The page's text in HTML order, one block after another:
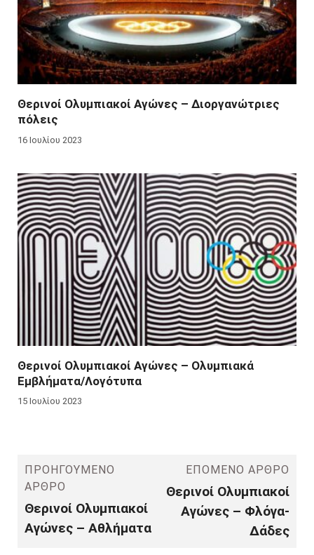
Θερινοί Ολυμπιακοί Αγώνες – Διοργανώτριες
πόλεις
16 Ιουλίου 2023
Θερινοί Ολυμπιακοί Αγώνες – Ολυμπιακά
Εμβλήματα/Λογότυπα
15 Ιουλίου 2023
ΠΡΟΗΓΟΎΜΕΝΟ
ΆΡΘΡΟ
Θερινοί Ολυμπιακοί
Αγώνες – Αθλήματα
ΕΠΌΜΕΝΟ ΆΡΘΡΟ
Θερινοί Ολυμπιακοί
Αγώνες – Φλόγα-
Δάδες